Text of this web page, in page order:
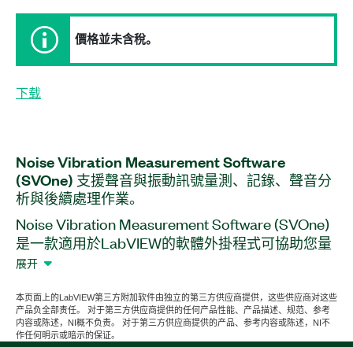
價格並未含稅。
下载
Noise Vibration Measurement Software
(SVOne) 支援聲音與振動訊號量測、 記錄、 聲音分
析與後續處理作業。
Noise Vibration Measurement Software (SVOne)
是一款適用於LabVIEW的軟體外掛程式可協助您量
測雜訊、振動、轉速計訊號還有更多。透過此外掛
時設定並監控檢驗範圍。此外亦可於 TDMS 中儲存
量測作業以利後續處理大量資料。此外掛程式支援
穩定狀態與異常狀態資料的同步分析有助於比較並
展开
本页面上的LabVIEW第三方附加软件由独立的第三方供应商提供，这些供应商对这些
产品负全部责任。 对于第三方供应商提供的任何产品性能、产品描述、规范、参考
内容或陈述，NI概不负责。 对于第三方供应商提供的产品、参考内容或陈述，NI不
作任何明示或暗示的保证。